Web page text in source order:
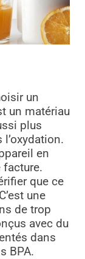
un
un matériau
plus
en
facture.
que ce
une
de trop
avec du
dans
BPA.